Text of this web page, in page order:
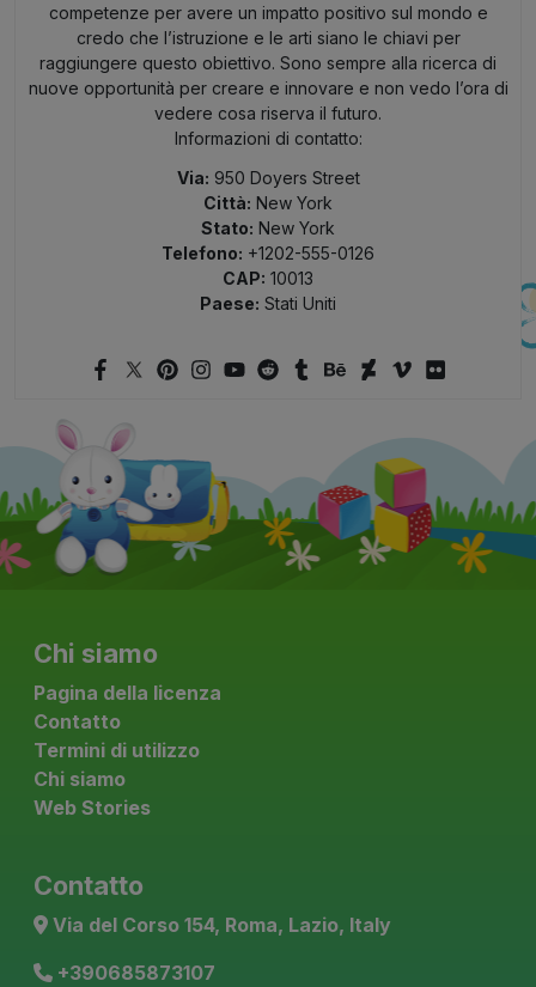
competenze per avere un impatto positivo sul mondo e
credo che l’istruzione e le arti siano le chiavi per
raggiungere questo obiettivo. Sono sempre alla ricerca di
nuove opportunità per creare e innovare e non vedo l’ora di
vedere cosa riserva il futuro.
Informazioni di contatto:
Via: 950 Doyers Street
Città: New York
Stato: New York
Telefono: +1202-555-0126
CAP: 10013
Paese: Stati Uniti
Chi siamo
Pagina della licenza
Contatto
Termini di utilizzo
Chi siamo
Web Stories
Contatto
Via del Corso 154, Roma, Lazio, Italy
+390685873107